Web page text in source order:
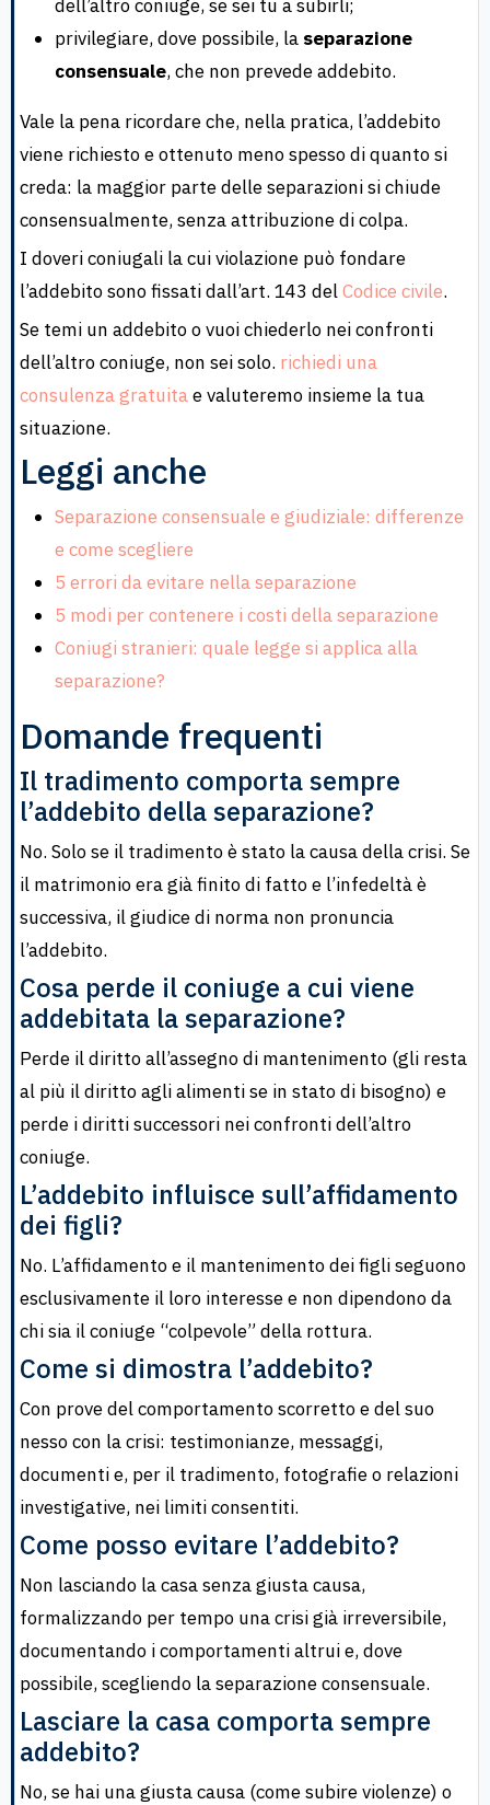
dell’altro coniuge, se sei tu a subirli;
privilegiare, dove possibile, la separazione
consensuale, che non prevede addebito.
Vale la pena ricordare che, nella pratica, l’addebito
viene richiesto e ottenuto meno spesso di quanto si
creda: la maggior parte delle separazioni si chiude
consensualmente, senza attribuzione di colpa.
I doveri coniugali la cui violazione può fondare
l’addebito sono fissati dall’art. 143 delCodice civile.
Se temi un addebito o vuoi chiederlo nei confronti
dell’altro coniuge, non sei solo. richiedi una
consulenza gratuitae valuteremo insieme la tua
situazione.
Leggi anche
Separazione consensuale e giudiziale: differenze
e come scegliere
5 errori da evitare nella separazione
5 modi per contenere i costi della separazione
Coniugi stranieri: quale legge si applica alla
separazione?
Domande frequenti
Il tradimento comporta sempre
l’addebito della separazione?
No. Solo se il tradimento è stato la causa della crisi. Se
il matrimonio era già finito di fatto e l’infedeltà è
successiva, il giudice di norma non pronuncia
l’addebito.
Cosa perde il coniuge a cui viene
addebitata la separazione?
Perde il diritto all’assegno di mantenimento (gli resta
al più il diritto agli alimenti se in stato di bisogno) e
perde i diritti successori nei confronti dell’altro
coniuge.
L’addebito influisce sull’affidamento
dei figli?
No. L’affidamento e il mantenimento dei figli seguono
esclusivamente il loro interesse e non dipendono da
chi sia il coniuge “colpevole” della rottura.
Come si dimostra l’addebito?
Con prove del comportamento scorretto e del suo
nesso con la crisi: testimonianze, messaggi,
documenti e, per il tradimento, fotografie o relazioni
investigative, nei limiti consentiti.
Come posso evitare l’addebito?
Non lasciando la casa senza giusta causa,
formalizzando per tempo una crisi già irreversibile,
documentando i comportamenti altrui e, dove
possibile, scegliendo la separazione consensuale.
Lasciare la casa comporta sempre
addebito?
No, se hai una giusta causa (come subire violenze) o